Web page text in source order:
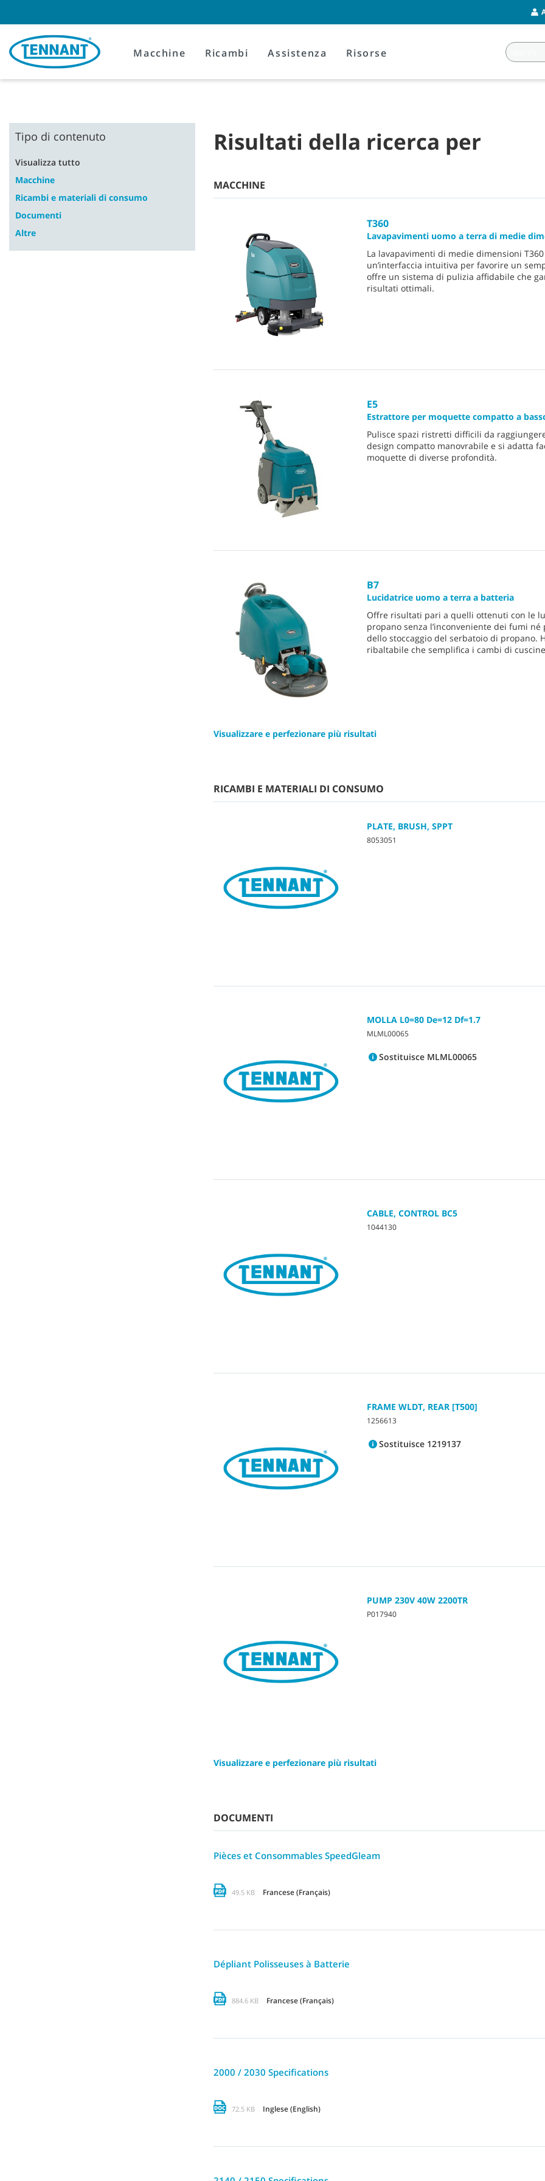
content
navigation
menu
Macchine Ricambi Assistenza Risorse
Risultati della ricerca per
Tipo di contenuto
Visualizza tutto
Macchine
Ricambi e materiali di consumo
Documenti
Altre
MACCHINE
T360
Lavapavimenti uomo a terra di medie
La lavapavimenti di medie dimensioni
un’interfaccia intuitiva per favorire un
offre un sistema di pulizia affidabile che
risultati ottimali.
E5
Estrattore per moquette compatto a
Pulisce spazi ristretti difficili da
design compatto manovrabile e si adatta
moquette di diverse profondità.
B7
Lucidatrice uomo a terra a batteria
Offre risultati pari a quelli ottenuti con le
propano senza l’inconveniente dei fumi né
dello stoccaggio del serbatoio di propano.
ribaltabile che semplifica i cambi di
Visualizzare e perfezionare più risultati
RICAMBI E MATERIALI DI CONSUMO
PLATE, BRUSH, SPPT
8053051
MOLLA L0=80 De=12 Df=1.7
MLML00065
Sostituisce MLML00065
CABLE, CONTROL BC5
1044130
FRAME WLDT, REAR [T500]
1256613
Sostituisce 1219137
PUMP 230V 40W 2200TR
P017940
Visualizzare e perfezionare più risultati
DOCUMENTI
Pièces et Consommables SpeedGleam
49.5 KB Francese (Français)
Dépliant Polisseuses à Batterie
884.6 KB Francese (Français)
2000 / 2030 Specifications
72.5 KB Inglese (English)